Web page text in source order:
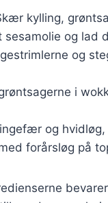
kylling,
og lad
og
i
og
forårsløg på